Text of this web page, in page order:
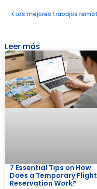
Leer más
7 Essential Tips on How
Does a Temporary Flight
Reservation Work?